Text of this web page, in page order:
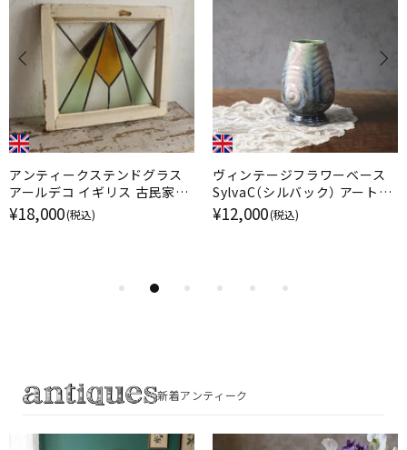
アンティークステンドグラス
アールデコ イギリス 古民家の
窓/アンティーク家具
¥18,000(税込)
ヴィンテージフラワーベース
SylvaC（シルバック） アートオ
ブジェ イギリス
¥12,000(税込)
新着アンティーク